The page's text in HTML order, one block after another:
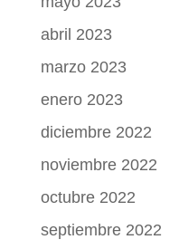
abril 2023
marzo 2023
enero 2023
diciembre 2022
noviembre 2022
octubre 2022
septiembre 2022